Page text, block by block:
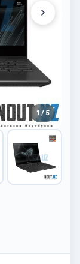
1 / 5